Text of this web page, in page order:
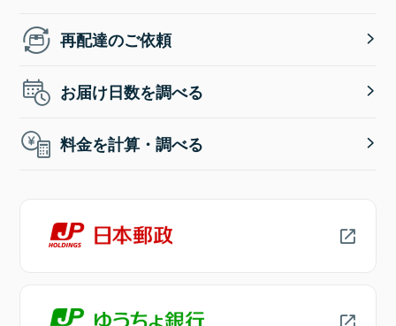
再配達のご依頼
お届け日数を調べる
料金を計算・調べる